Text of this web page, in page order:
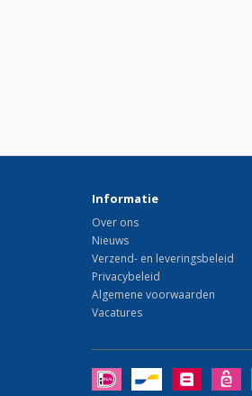
Informatie
Over ons
Nieuws
Verzend- en leveringsbeleid
Privacybeleid
Algemene voorwaarden
Vacatures